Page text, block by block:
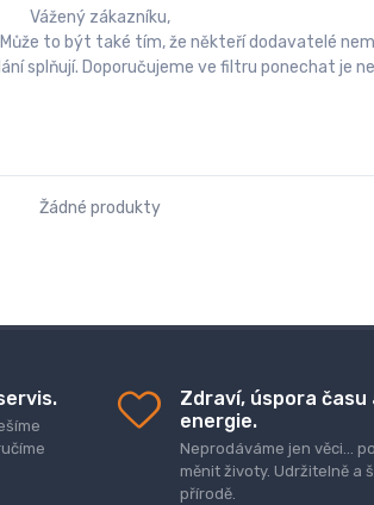
Vážený zákazníku,
to být také tím, že někteří dodavatelé
splňují. Doporučujeme ve filtru ponechat je
Žádné produkty
Zdraví, úspora času
energie.
Neprodáváme jen věci...
měnit životy. Udržitelně a
přírodě.